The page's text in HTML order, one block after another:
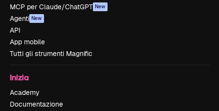
MCP per Claude/ChatGPT New
Agenti New
API
App mobile
Tutti gli strumenti Magnific
Inizia
Academy
Documentazione